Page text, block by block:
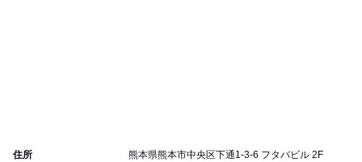
住所 熊本県熊本市中央区下通1-3-6 フタバビル 2F